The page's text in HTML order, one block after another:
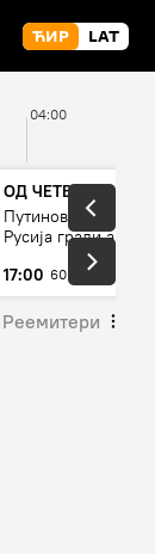
04:00
ОД ЧЕТВРТКА ДО
Путинов нови
Русија гради
17:00 60 мин
Реемитери